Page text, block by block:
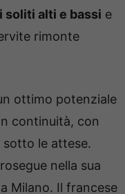
soliti alti e bassi e
rimonte
ottimo potenziale
continuità, con
le attese.
nella sua
Milano. Il francese